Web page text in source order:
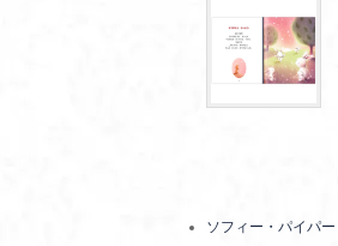
ソフィー・パイパー